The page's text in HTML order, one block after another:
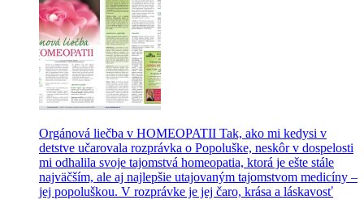
Orgánová liečba v HOMEOPATII Tak, ako mi kedysi v
detstve učarovala rozprávka o Popoluške, neskôr v dospelosti
mi odhalila svoje tajomstvá homeopatia, ktorá je ešte stále
najväčším, ale aj najlepšie utajovaným tajomstvom medicíny –
jej popoluškou. V rozprávke je jej čaro, krása a láskavosť